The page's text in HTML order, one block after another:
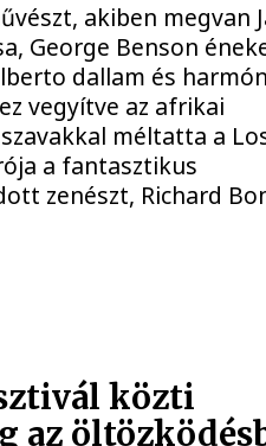
akiben megvan
George Benson
dallam és
vegyítve az afrikai
méltatta a
a fantasztikus
zenészt, Richard
közti
az